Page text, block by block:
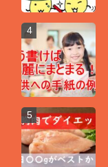
4
5